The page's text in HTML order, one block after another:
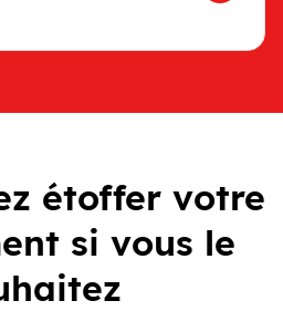
étoffer votre
si vous le